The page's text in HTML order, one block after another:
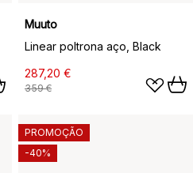
Muuto
Linear poltrona aço, Black
287,20 €
359 €
PROMOÇÃO
-40%